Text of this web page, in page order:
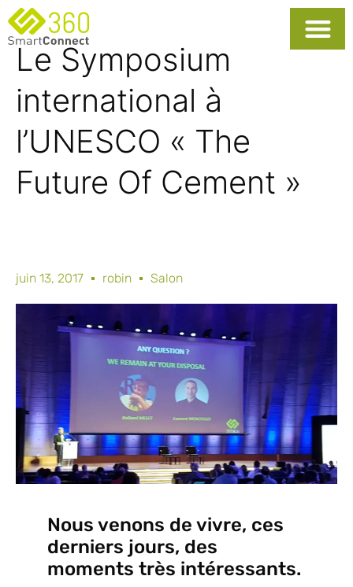
Le Symposium
international à
l’UNESCO « The
Future Of Cement »
juin 13, 2017 robin Salon
Nous venons de vivre, ces
derniers jours, des
moments très intéressants.